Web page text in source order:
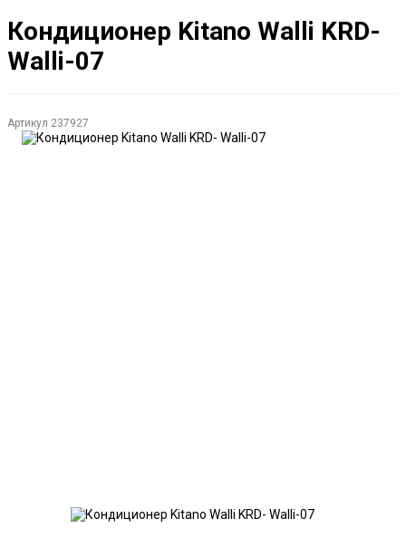
Кондиционер Kitano Walli KRD-
Walli-07
Артикул 237927